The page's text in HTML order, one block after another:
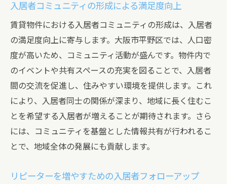
入居者コミュニティの形成による満足度向上
賃貸物件における入居者コミュニティの形成は、入居者
の満足度向上に寄与します。大阪市平野区では、人口密
度が高いため、コミュニティ活動が盛んです。物件内で
のイベントや共有スペースの充実を図ることで、入居者
間の交流を促進し、住みやすい環境を提供します。これ
により、入居者同士の関係が深まり、地域に長く住むこ
とを希望する入居者が増えることが期待されます。さら
には、コミュニティを基盤とした情報共有が行われるこ
とで、地域全体の発展にも貢献します。
リピーターを増やすための入居者フォローアップ